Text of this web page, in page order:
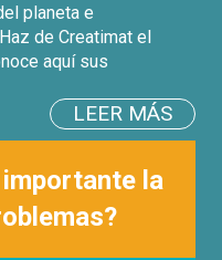
planeta e
de Creatimat el
aquí sus
LEER MÁS
la